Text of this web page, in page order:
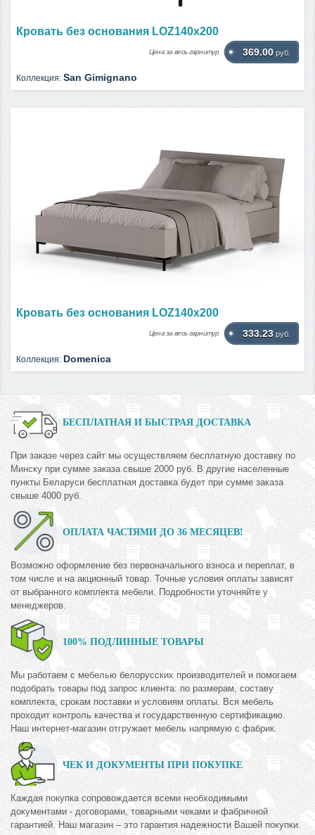
Кровать без основания LOZ140х200
Цена за весь гарнитур 369.00 руб.
Коллекция: San Gimignano
Кровать без основания LOZ140х200
Цена за весь гарнитур 333.23 руб.
Коллекция: Domenica
БЕСПЛАТНАЯ И БЫСТРАЯ ДОСТАВКА
При заказе через сайт мы осуществляем бесплатную доставку по
Минску при сумме заказа свыше 2000 руб. В другие населенные
пункты Беларуси бесплатная доставка будет при сумме заказа
свыше 4000 руб.
ОПЛАТА ЧАСТЯМИ ДО 36 МЕСЯЦЕВ!
Возможно оформление без первоначального взноса и переплат, в
том числе и на акционный товар. Точные условия оплаты зависят
от выбранного комплекта мебели. Подробности уточняйте у
менеджеров.
100% ПОДЛИННЫЕ ТОВАРЫ
Мы работаем с мебелью белорусских производителей и помогаем
подобрать товары под запрос клиента: по размерам, составу
комплекта, срокам поставки и условиям оплаты. Вся мебель
проходит контроль качества и государственную сертификацию.
Наш интернет-магазин отгружает мебель напрямую с фабрик.
ЧЕК И ДОКУМЕНТЫ ПРИ ПОКУПКЕ
Каждая покупка сопровождается всеми необходимыми
документами - договорами, товарными чеками и фабричной
гарантией. Наш магазин – это гарантия надежности Вашей покупки.